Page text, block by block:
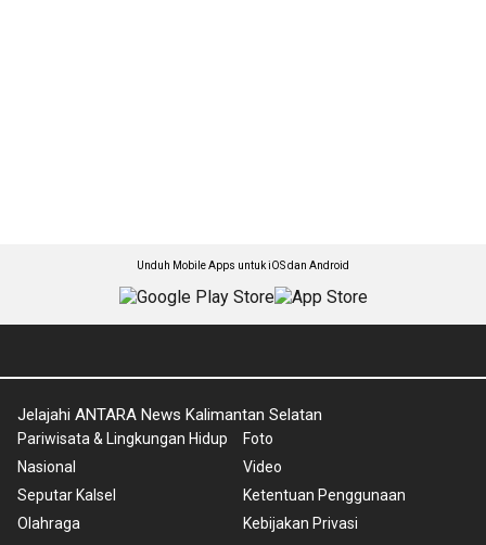
Unduh Mobile Apps untuk iOS dan Android
Jelajahi ANTARA News Kalimantan Selatan
Pariwisata & Lingkungan Hidup
Nasional
Seputar Kalsel
Olahraga
Foto
Video
Ketentuan Penggunaan
Kebijakan Privasi